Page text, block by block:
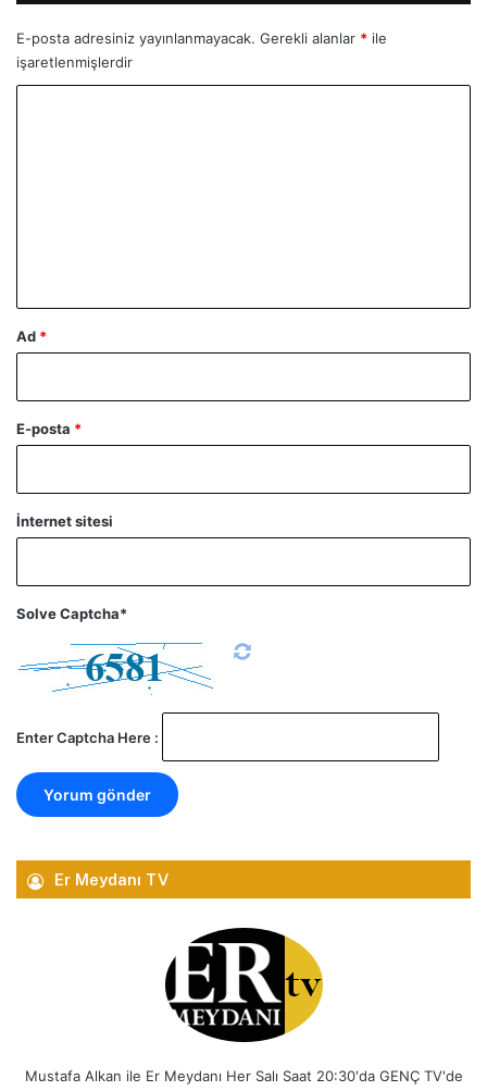
E-posta adresiniz yayınlanmayacak. Gerekli alanlar * ile
işaretlenmişlerdir
Ad *
E-posta *
İnternet sitesi
Solve Captcha*
Enter Captcha Here :
Er Meydanı TV
Mustafa Alkan ile Er Meydanı Her Salı Saat 20:30'da GENÇ TV'de